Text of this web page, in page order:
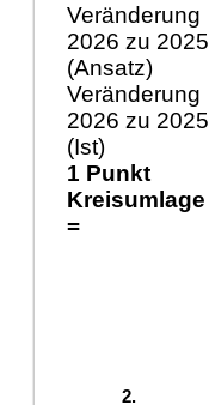
Veränderung
2026 zu 2025
(Ansatz)
Veränderung
2026 zu 2025
(Ist)
1 Punkt
Kreisumlage
=